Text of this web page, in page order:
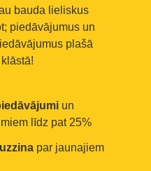
bauda lieliskus
piedāvājumus un
plašā
un
līdz pat 25%
par jaunajiem